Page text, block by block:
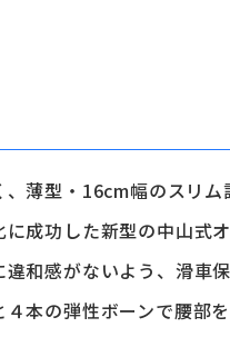
薄型・16cm幅のスリ
に成功した新型の中山式
和感がないよう、滑車
本の弾性ボーンで腰部